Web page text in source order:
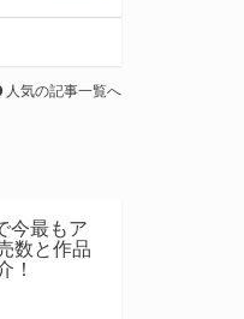
人気の記事一覧へ
今最もア
数と作品
！